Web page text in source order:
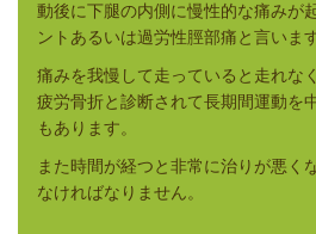
動後に下腿の内側に慢性的な痛みが
ントあるいは過労性脛部痛と言います
痛みを我慢して走っていると走れな
疲労骨折と診断されて長期間運動を
もあります。
また時間が経つと非常に治りが悪く
なければなりません。